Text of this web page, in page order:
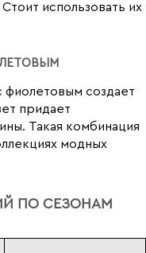
использовать их
фиолетовым создает
придает
Такая комбинация
модных
ПО СЕЗОНАМ